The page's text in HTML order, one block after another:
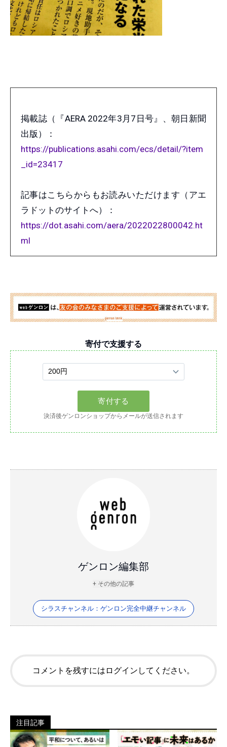
掲載誌（『AERA 2022年3月7日号』、朝日新聞
出版）：
https://publications.asahi.com/ecs/detail/?item
_id=23417
記事はこちらからもお読みいただけます（アエ
ラドットのサイトへ）：
https://dot.asahi.com/aera/2022022800042.ht
ml
寄付で支援する
決済後ゲンロンショップからメールが送信されます
ゲンロン編集部
+ その他の記事
シラスチャンネル：ゲンロン完全中継チャンネル
コメントを残すにはログインしてください。
注目記事